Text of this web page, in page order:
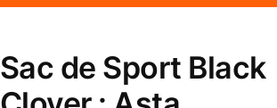
Sac de Sport Black